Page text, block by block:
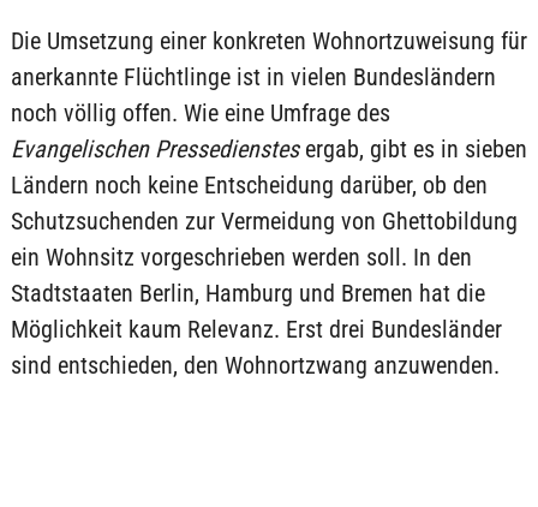
Die Umsetzung einer konkreten Wohnortzuweisung für
anerkannte Flüchtlinge ist in vielen Bundesländern
noch völlig offen. Wie eine Umfrage des
Evangelischen Pressedienstesergab, gibt es in sieben
Ländern noch keine Entscheidung darüber, ob den
Schutzsuchenden zur Vermeidung von Ghettobildung
ein Wohnsitz vorgeschrieben werden soll. In den
Stadtstaaten Berlin, Hamburg und Bremen hat die
Möglichkeit kaum Relevanz. Erst drei Bundesländer
sind entschieden, den Wohnortzwang anzuwenden.